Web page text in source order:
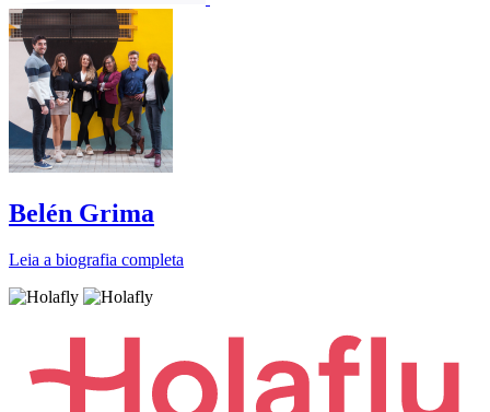
Belén Grima
Leia a biografia completa